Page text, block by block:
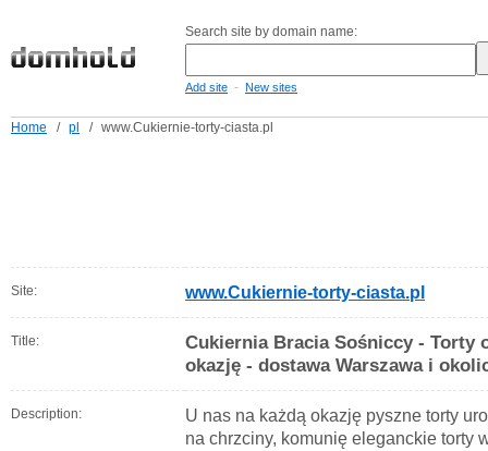
Search site by domain name:
Add site - New sites
Home / pl / www.Cukiernie-torty-ciasta.pl
Site: www.Cukiernie-torty-ciasta.pl
Title:
Cukiernia Bracia Sośniccy - Torty
okazję - dostawa Warszawa i
Description:
U nas na każdą okazję pyszne torty
na chrzciny, komunię eleganckie torty